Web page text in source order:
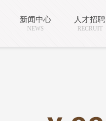
新闻中心
NEWS
人才招聘
RECRUIT